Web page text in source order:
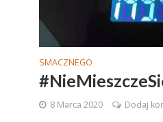
SMACZNEGO
8 Marca 2020 Dodaj